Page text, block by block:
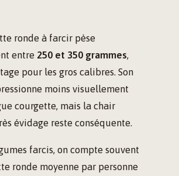
ronde à farcir pèse
entre 250 et 350 grammes,
pour les gros calibres. Son
moins visuellement
courgette, mais la chair
évidage reste conséquente.
farcis, on compte souvent
ronde moyenne par personne